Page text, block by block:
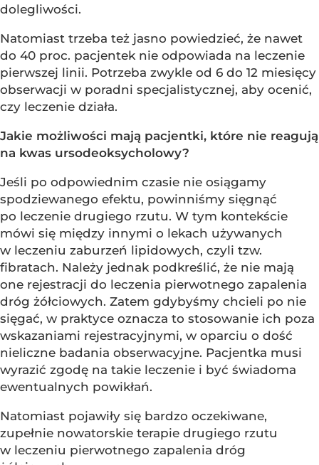
dolegliwości.
Natomiast trzeba też jasno powiedzieć, że nawet
do 40 proc. pacjentek nie odpowiada na leczenie
pierwszej linii. Potrzeba zwykle od 6 do 12 miesięcy
obserwacji w poradni specjalistycznej, aby ocenić,
czy leczenie działa.
Jakie możliwości mają pacjentki, które nie reagują
na kwas ursodeoksycholowy?
Jeśli po odpowiednim czasie nie osiągamy
spodziewanego efektu, powinniśmy sięgnąć
po leczenie drugiego rzutu. W tym kontekście
mówi się między innymi o lekach używanych
w leczeniu zaburzeń lipidowych, czyli tzw.
fibratach. Należy jednak podkreślić, że nie mają
one rejestracji do leczenia pierwotnego zapalenia
dróg żółciowych. Zatem gdybyśmy chcieli po nie
sięgać, w praktyce oznacza to stosowanie ich poza
wskazaniami rejestracyjnymi, w oparciu o dość
nieliczne badania obserwacyjne. Pacjentka musi
wyrazić zgodę na takie leczenie i być świadoma
ewentualnych powikłań.
Natomiast pojawiły się bardzo oczekiwane,
zupełnie nowatorskie terapie drugiego rzutu
w leczeniu pierwotnego zapalenia dróg